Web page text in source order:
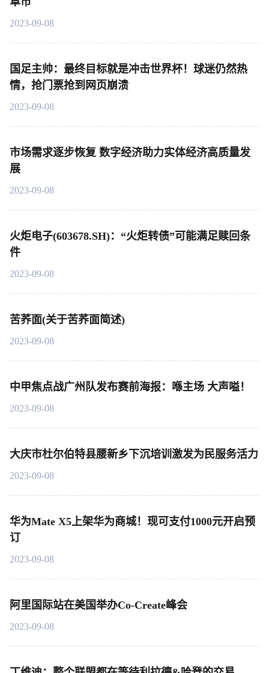
2023-09-08
国足主帅：最终目标就是冲击世界杯！球迷仍然热
情，抢门票抢到网页崩溃
2023-09-08
市场需求逐步恢复 数字经济助力实体经济高质量发
展
2023-09-08
火炬电子(603678.SH)：“火炬转债”可能满足赎回条
件
2023-09-08
苦荞面(关于苦荞面简述)
2023-09-08
中甲焦点战广州队发布赛前海报：喺主场 大声嗌！
2023-09-08
大庆市杜尔伯特县腰新乡下沉培训激发为民服务活力
2023-09-08
华为Mate X5上架华为商城！现可支付1000元开启预
订
2023-09-08
阿里国际站在美国举办Co-Create峰会
2023-09-08